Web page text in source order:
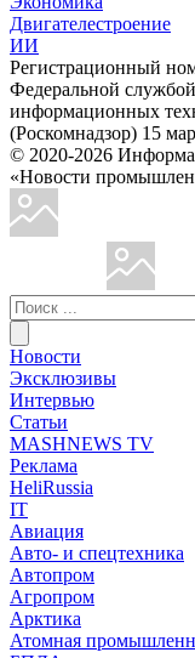
Двигателестроение
ИИ
Регистрационный
Федеральной
информационных
(Роскомнадзор) 15
© 2020-2026
«Новости
Новости
Эксклюзивы
Интервью
Статьи
MASHNEWS TV
Реклама
HeliRussia
IT
Авиация
Авто- и спецтехника
Автопром
Агропром
Арктика
Атомная